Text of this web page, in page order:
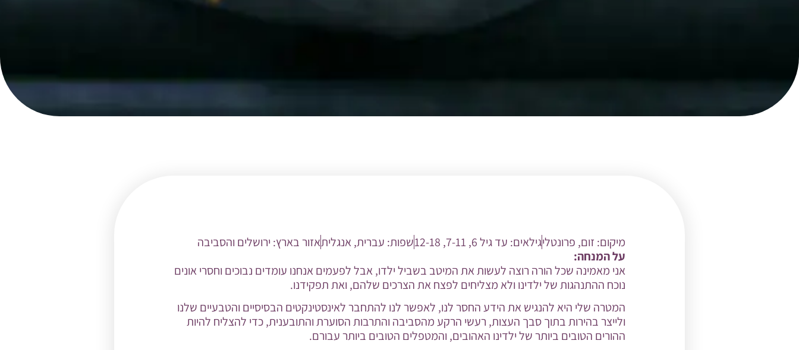
מיקום:זום, פרונטליגילאים: עד גיל 6 ,
7-11
,
12-18שפות: עברית,אנגליתאזור בארץ: ירושלים והסביבה
על המנחה:
אני מאמינה שכל הורה רוצה לעשות את המיטב בשביל ילדו, אבל לפעמים אנחנו עומדים נבוכים וחסרי אונים
נוכח ההתנהגות של ילדינו ולא מצליחים לפצח את הצרכים שלהם, ואת תפקידנו.
המטרה שלי היא להנגיש את הידע החסר לנו, לאפשר לנו להתחבר לאינסטינקטים הבסיסיים והטבעיים שלנו
ולייצר בהירות בתוך סבך העצות, רעשי הרקע מהסביבה והתרבות הסוערת והתובענית, כדי להצליח להיות
ההורים הטובים ביותר של ילדינו האהובים, והמטפלים הטובים ביותר עבורם.